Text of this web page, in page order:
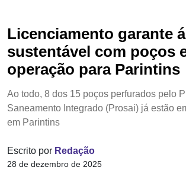
Licenciamento garante
sustentável com poços
operação para Parintins
Ao todo, 8 dos 15 poços perfurados pelo
Saneamento Integrado (Prosai) já estão
em Parintins
Escrito por Redação
28 de dezembro de 2025